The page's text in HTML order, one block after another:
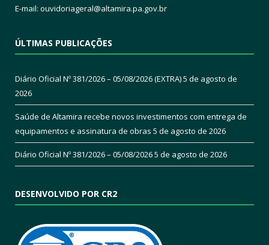
E-mail: ouvidoriageral@altamira.pa.gov.br
ÚLTIMAS PUBLICAÇÕES
Diário Oficial Nº 381/2026 – 05/08/2026 (EXTRA)5 de agosto de
2026
Saúde de Altamira recebe novos investimentos com entrega de
equipamentos e assinatura de obras 5 de agosto de 2026
Diário Oficial Nº 381/2026 – 05/08/20265 de agosto de 2026
DESENVOLVIDO POR CR2